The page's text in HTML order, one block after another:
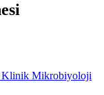
Klinik Mikrobiyoloji